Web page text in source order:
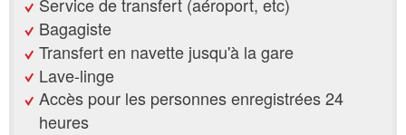
Service de transfert (aéroport, etc)
Bagagiste
Transfert en navette jusqu'à la gare
Lave-linge
Accès pour les personnes enregistrées 24
heures